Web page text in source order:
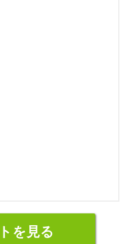
を見る